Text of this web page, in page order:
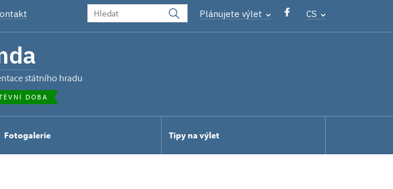
Plánujete výlet CS
státního hradu
DOBA
Fotogalerie Tipy na výlet